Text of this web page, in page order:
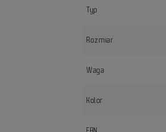
Typ
Rozmiar
Waga
Kolor